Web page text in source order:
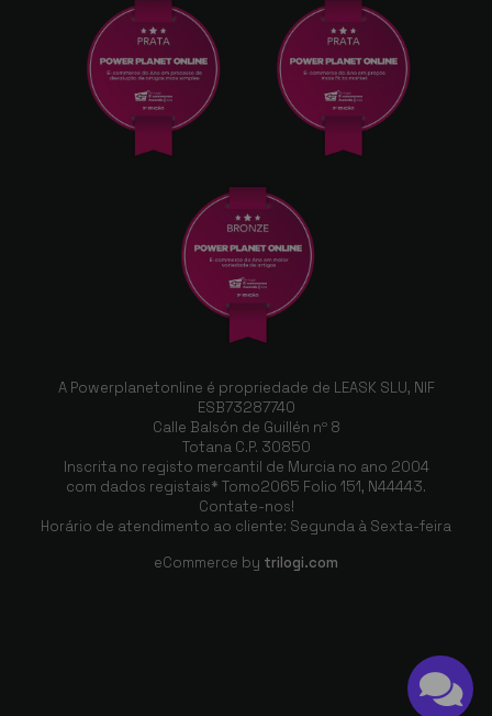
A Powerplanetonline é propriedade de LEASK SLU, NIF
ESB73287740
Calle Balsón de Guillén nº 8
Totana C.P. 30850
Inscrita no registo mercantil de Murcia no ano 2004
com dados registais* Tomo2065 Folio 151, N44443.
Contate-nos!
Horário de atendimento ao cliente: Segunda à Sexta-feira
eCommerce by trilogi.com